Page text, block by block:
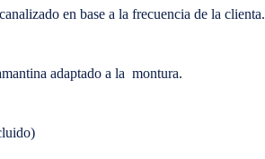
en base a la frecuencia de la clienta.
adaptado a la montura.